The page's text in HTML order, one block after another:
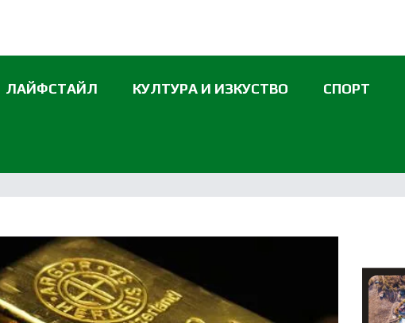
ЛАЙФСТАЙЛ КУЛТУРА И ИЗКУСТВО СПОРТ